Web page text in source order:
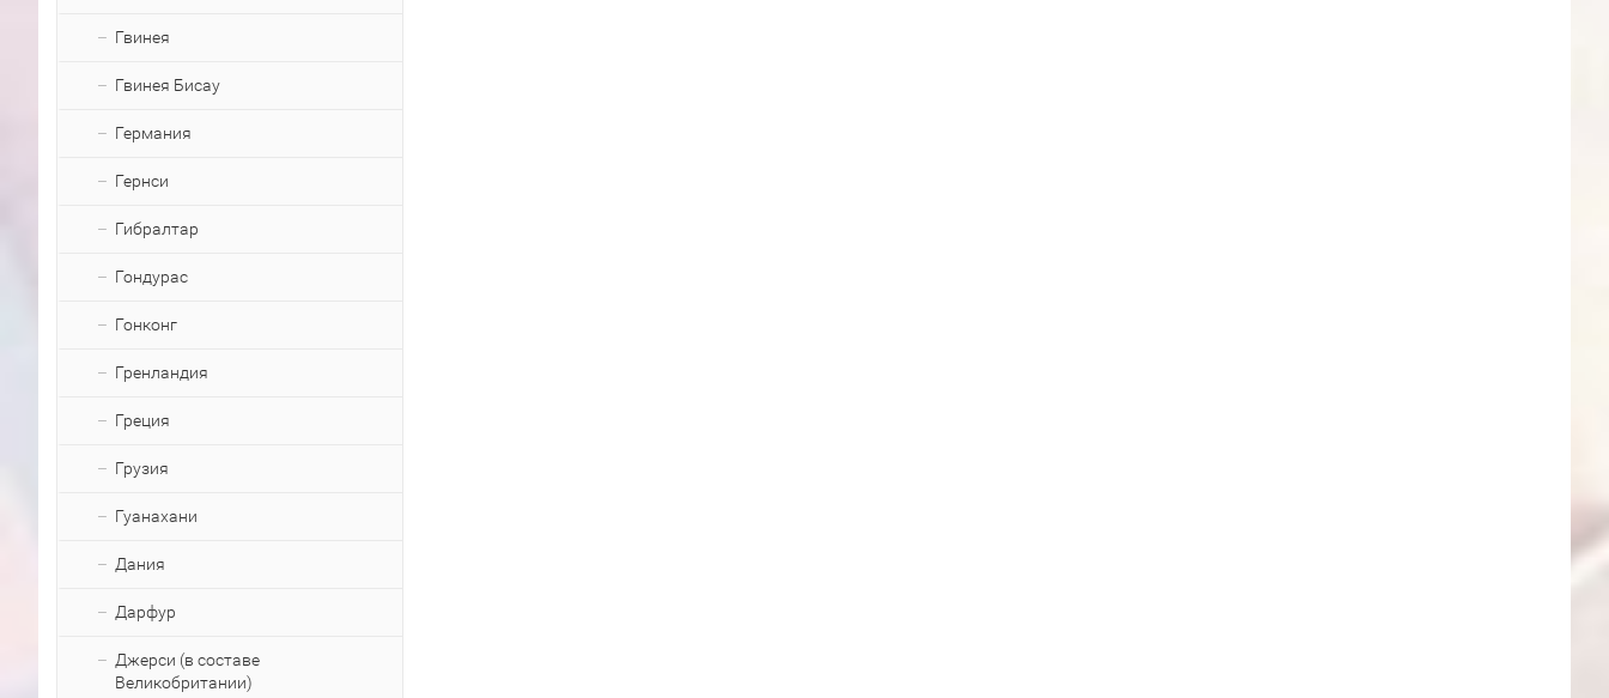
Гвинея
Гвинея Бисау
Германия
Гернси
Гибралтар
Гондурас
Гонконг
Гренландия
Греция
Грузия
Гуанахани
Дания
Дарфур
Джерси (в составе
Великобритании)